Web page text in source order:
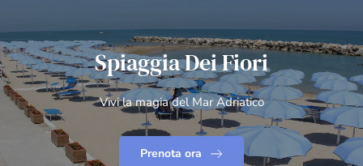
Spiaggia Dei Fiori
Vivi la magia del Mar Adriatico
Prenota ora